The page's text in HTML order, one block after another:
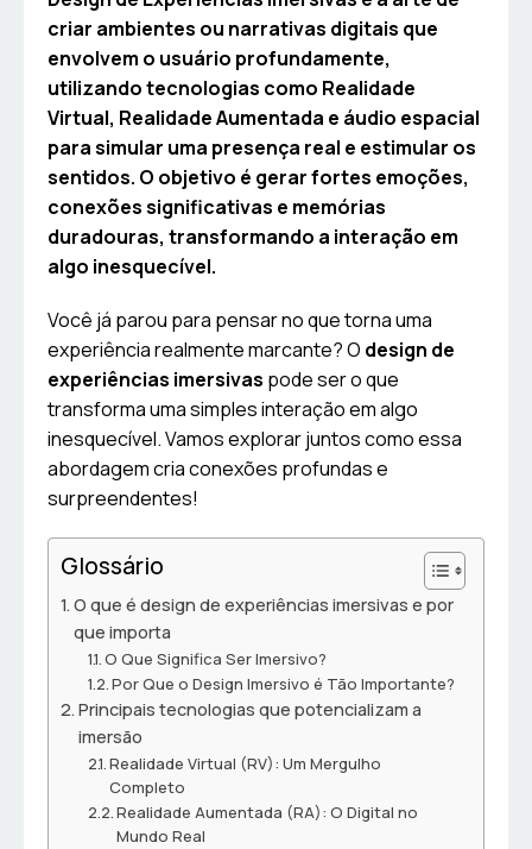
criar ambientes ou narrativas digitais que
envolvem o usuário profundamente,
utilizando tecnologias como Realidade
Virtual, Realidade Aumentada e áudio espacial
para simular uma presença real e estimular os
sentidos. O objetivo é gerar fortes emoções,
conexões significativas e memórias
duradouras, transformando a interação em
algo inesquecível.
Você já parou para pensar no que torna uma
experiência realmente marcante? O design de
experiências imersivas pode ser o que
transforma uma simples interação em algo
inesquecível. Vamos explorar juntos como essa
abordagem cria conexões profundas e
surpreendentes!
Glossário
O que é design de experiências imersivas e por
que importa
O Que Significa Ser Imersivo?
Por Que o Design Imersivo é Tão Importante?
Principais tecnologias que potencializam a
imersão
Realidade Virtual (RV): Um Mergulho
Completo
Realidade Aumentada (RA): O Digital no
Mundo Real